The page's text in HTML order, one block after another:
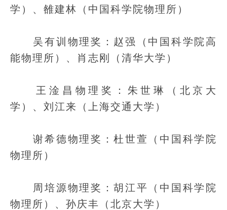
学）、雒建林（中国科学院物理所）
吴有训物理奖：赵强（中国科学院高
能物理所）、肖志刚（清华大学）
王淦昌物理奖：朱世琳（北京大
学）、刘江来（上海交通大学）
谢希德物理奖：杜世萱（中国科学院
物理所）
周培源物理奖：胡江平（中国科学院
物理所）、孙庆丰（北京大学）